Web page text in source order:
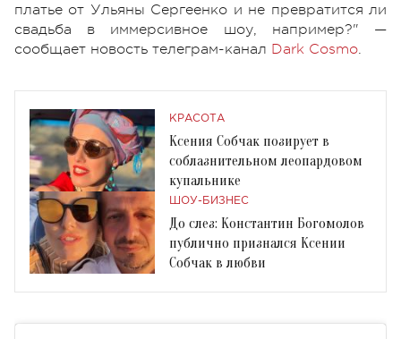
платье от Ульяны Сергеенко и не превратится ли
свадьба в иммерсивное шоу, например?" —
сообщает новость телеграм-канал Dark Cosmo.
КРАСОТА
Ксения Собчак позирует в
соблазнительном леопардовом
купальнике
ШОУ-БИЗНЕС
До слез: Константин Богомолов
публично признался Ксении
Собчак в любви